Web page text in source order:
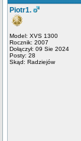
Piotr1.
Model: XVS 1300
Rocznik: 2007
Dołączył: 09 Sie 2024
Posty: 28
Skąd: Radziejów